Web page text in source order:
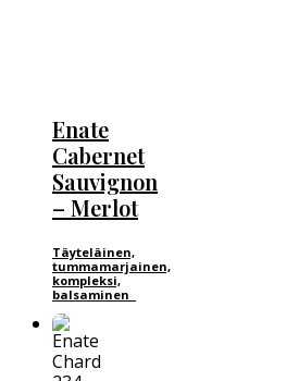
Enate
Cabernet
Sauvignon
– Merlot
Täyteläinen,
tummamarjainen,
kompleksi,
balsaminen